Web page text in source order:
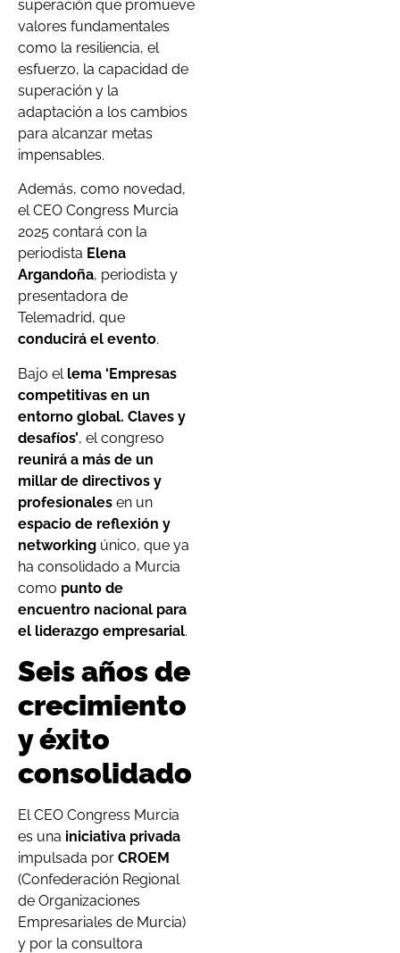
superación que promueve
valores fundamentales
como la resiliencia, el
esfuerzo, la capacidad de
superación y la
adaptación a los cambios
para alcanzar metas
impensables.
Además, como novedad,
el CEO Congress Murcia
2025 contará con la
periodista Elena
Argandoña, periodista y
presentadora de
Telemadrid, que
conducirá el evento.
Bajo el lema ‘Empresas
competitivas en un
entorno global. Claves y
desafíos’, el congreso
reunirá a más de un
millar de directivos y
profesionales en un
espacio de reflexión y
networking único, que ya
ha consolidado a Murcia
como punto de
encuentro nacional para
el liderazgo empresarial.
Seis años de
crecimiento
y éxito
consolidado
El CEO Congress Murcia
es una iniciativa privada
impulsada por CROEM
(Confederación Regional
de Organizaciones
Empresariales de Murcia)
y por la consultora